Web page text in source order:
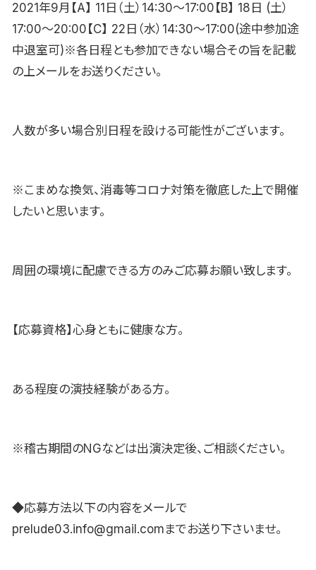
2021年9月【A】 11日（土）14:30〜17:00【B】 18日 (土）
17:00〜20:00【C】 22日（水）14:30〜17:00(途中参加途
中退室可)※各日程とも参加できない場合その旨を記載
の上メールをお送りください。
人数が多い場合別日程を設ける可能性がございます。
※こまめな換気、消毒等コロナ対策を徹底した上で開催
したいと思います。
周囲の環境に配慮できる方のみご応募お願い致します。
【応募資格】心身ともに健康な方。
ある程度の演技経験がある方。
※稽古期間のNGなどは出演決定後、ご相談ください。
◆応募方法以下の内容をメールで
prelude03.info@gmail.comまでお送り下さいませ。